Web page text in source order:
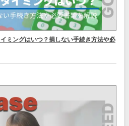
ミングはいつ？損しない手続き方法や必